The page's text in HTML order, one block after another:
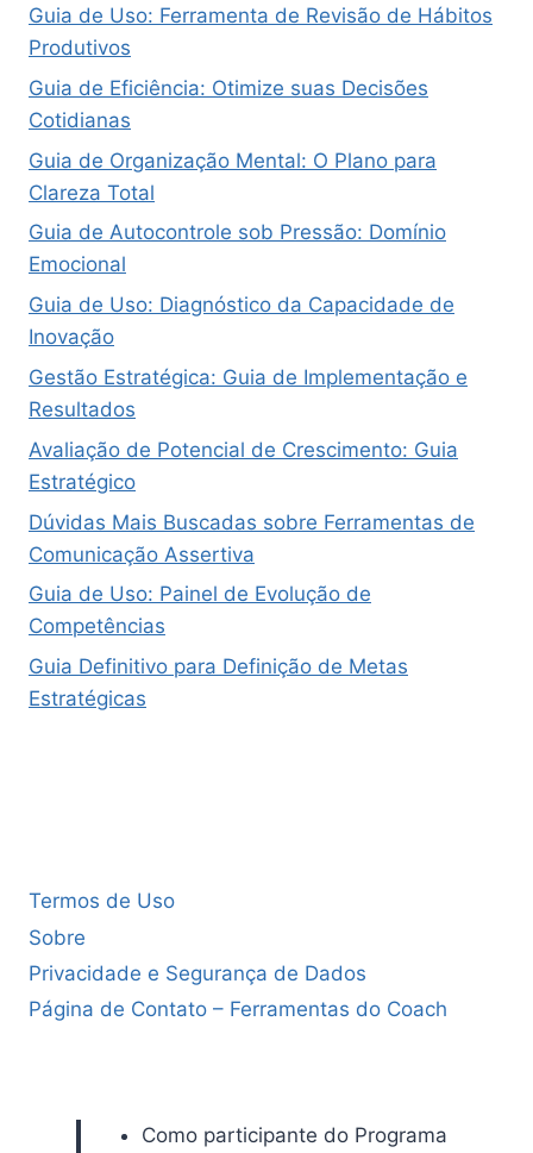
Guia de Uso: Ferramenta de Revisão de Hábitos
Produtivos
Guia de Eficiência: Otimize suas Decisões
Cotidianas
Guia de Organização Mental: O Plano para
Clareza Total
Guia de Autocontrole sob Pressão: Domínio
Emocional
Guia de Uso: Diagnóstico da Capacidade de
Inovação
Gestão Estratégica: Guia de Implementação e
Resultados
Avaliação de Potencial de Crescimento: Guia
Estratégico
Dúvidas Mais Buscadas sobre Ferramentas de
Comunicação Assertiva
Guia de Uso: Painel de Evolução de
Competências
Guia Definitivo para Definição de Metas
Estratégicas
Termos de Uso
Sobre
Privacidade e Segurança de Dados
Página de Contato – Ferramentas do Coach
Como participante do Programa